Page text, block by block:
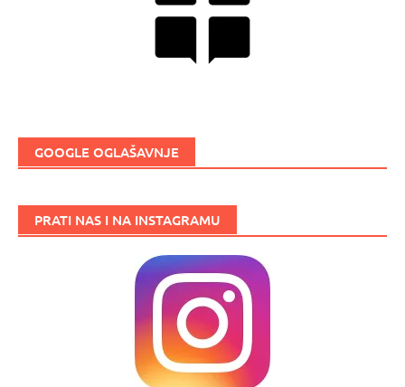
GOOGLE OGLAŠAVNJE
PRATI NAS I NA INSTAGRAMU